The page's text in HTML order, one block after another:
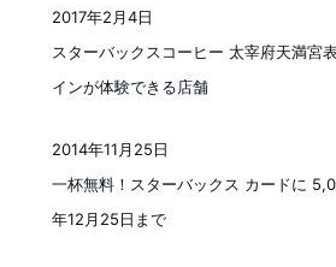
スターバックスコーヒー 太宰府天満宮
インが体験できる店舗
2017年2月4日
一杯無料！スターバックス カードに
年12月25日まで
2014年11月25日